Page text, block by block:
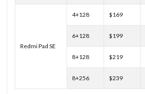
Redmi Pad SE
4+128 $169
6+128 $199
8+128 $219
8+256 $239